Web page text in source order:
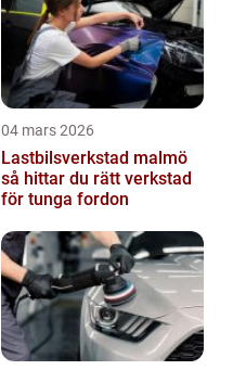
04 mars 2026
Lastbilsverkstad malmö
så hittar du rätt verkstad
för tunga fordon